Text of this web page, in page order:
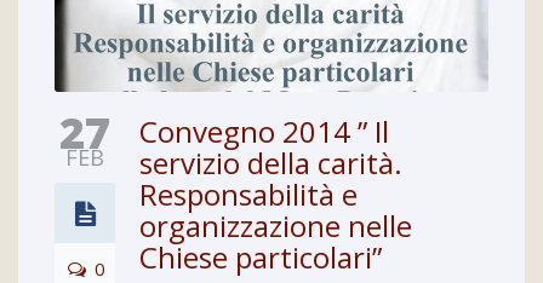
27
FEB
0
Convegno 2014 ” Il
servizio della carità.
Responsabilità e
organizzazione nelle
Chiese particolari”